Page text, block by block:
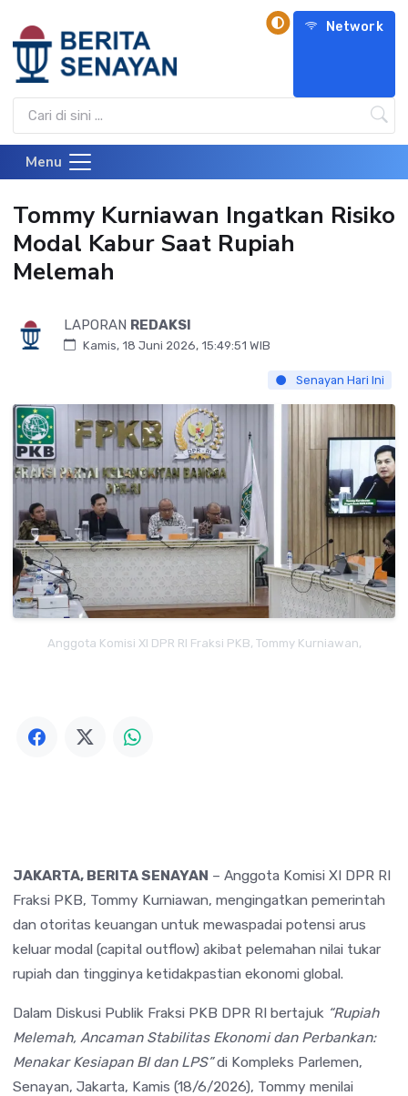
Network
Menu
Tommy Kurniawan Ingatkan Risiko
Modal Kabur Saat Rupiah
Melemah
LAPORAN REDAKSI
Kamis, 18 Juni 2026, 15:49:51 WIB
Senayan Hari Ini
Anggota Komisi XI DPR RI Fraksi PKB, Tommy Kurniawan,
JAKARTA, BERITA SENAYAN – Anggota Komisi XI DPR RI
Fraksi PKB, Tommy Kurniawan, mengingatkan pemerintah
dan otoritas keuangan untuk mewaspadai potensi arus
keluar modal (capital outflow) akibat pelemahan nilai tukar
rupiah dan tingginya ketidakpastian ekonomi global.
Dalam Diskusi Publik Fraksi PKB DPR RI bertajuk “Rupiah
Melemah, Ancaman Stabilitas Ekonomi dan Perbankan:
Menakar Kesiapan BI dan LPS”di Kompleks Parlemen,
Senayan, Jakarta, Kamis (18/6/2026), Tommy menilai